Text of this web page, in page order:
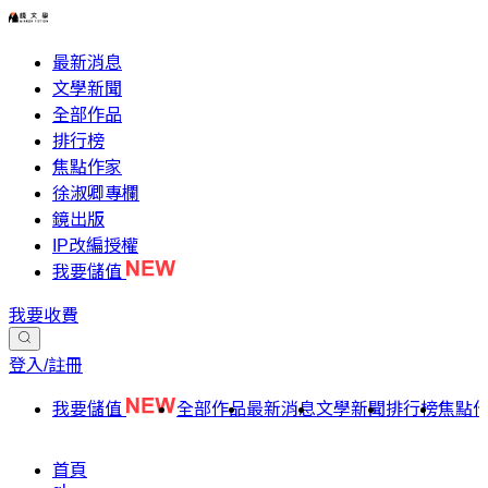
最新消息
文學新聞
全部作品
排行榜
焦點作家
徐淑卿專欄
鏡出版
IP改編授權
我要儲值
我要收費
登入/註冊
我要儲值 全部作品最新消息文學新聞排行榜焦點
首頁